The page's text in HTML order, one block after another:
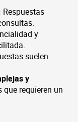
Respuestas
y
suelen
y
requieren un